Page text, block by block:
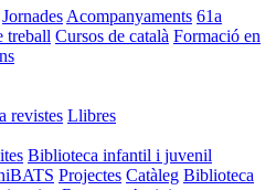
Jornades Acompanyaments 61a
treball Cursos de català Formació en
revistes Llibres
Biblioteca infantil i juvenil
Projectes Catàleg Biblioteca